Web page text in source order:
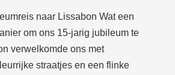
naar Lissabon Wat een
om ons 15-jarig jubileum te
verwelkomde ons met
straatjes en een flinke